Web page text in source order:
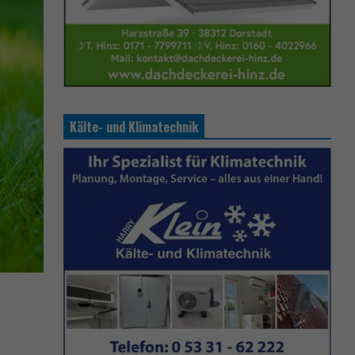
Kälte- und Klimatechnik